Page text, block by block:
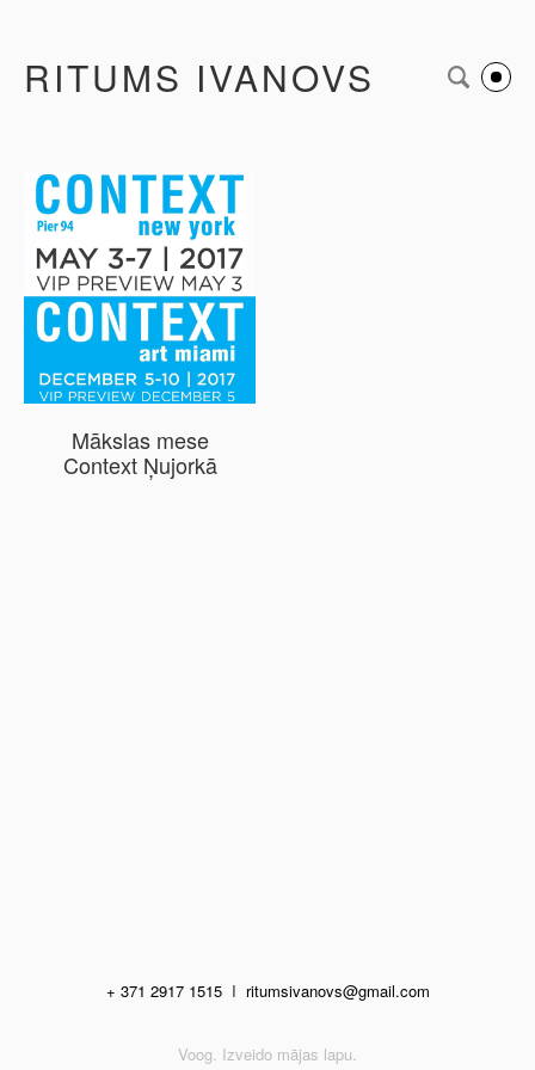
RITUMS IVANOVS
Mākslas mese
Context Ņujorkā
+ 371 2917 1515I ritumsivanovs@gmail.com
Voog. Izveido mājas lapu.